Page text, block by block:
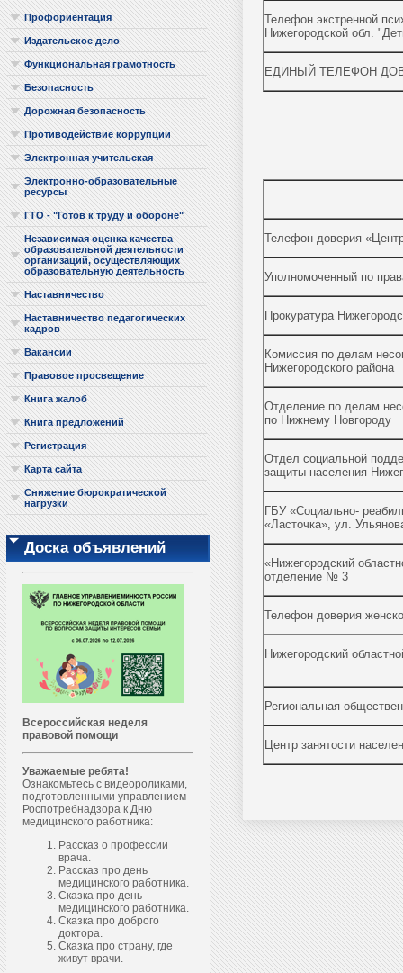
Профориентация
Издательское дело
Функциональная грамотность
Безопасность
Дорожная безопасность
Противодействие коррупции
Электронная учительская
Электронно-образовательные
ресурсы
ГТО - "Готов к труду и обороне"
Независимая оценка качества
образовательной деятельности
организаций, осуществляющих
образовательную деятельность
Наставничество
Наставничество педагогических
кадров
Вакансии
Правовое просвещение
Книга жалоб
Книга предложений
Регистрация
Карта сайта
Снижение бюрократической
нагрузки
Доска объявлений
Всероссийская неделя
правовой помощи
Уважаемые ребята!
Ознакомьтесь с видеороликами,
подготовленными управлением
Роспотребнадзора к Дню
медицинского работника:
Рассказ о профессии
врача.
Рассказ про день
медицинского работника.
Сказка про день
медицинского работника.
Сказка про доброго
доктора.
Сказка про страну, где
живут врачи.
Телефон экстренной
Нижегородской обл.
ЕДИНЫЙ ТЕЛЕФОН
Телефон доверия
Уполномоченный по
Прокуратура
Комиссия по делам
Нижегородского района
Отделение по делам
по Нижнему Новгороду
Отдел социальной
защиты населения
ГБУ «Социально-
«Ласточка», ул.
«Нижегородский
отделение № 3
Телефон доверия
Нижегородский
Региональная
Центр занятости